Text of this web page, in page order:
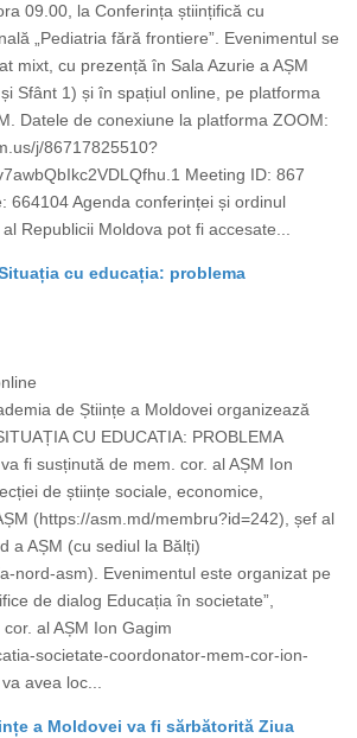
09.00, la Conferința științifică cu
„Pediatria fără frontiere”. Evenimentul se
mixt, cu prezență în Sala Azurie a AȘM
Sfânt 1) și în spațiul online, pe platforma
Datele de conexiune la platforma ZOOM:
j/86717825510?
Meeting ID: 867
664104 Agenda conferinței și ordinul
Republicii Moldova pot fi accesate...
cu educația: problema
de Științe a Moldovei organizează
CU EDUCATIA: PROBLEMA
fi susținută de mem. cor. al AȘM Ion
de științe sociale, economice,
(https://asm.md/membru?id=242), șef al
a AȘM (cu sediul la Bălți)
nord-asm). Evenimentul este organizat pe
de dialog Educația în societate”,
al AȘM Ion Gagim
societate-coordonator-mem-cor-ion-
avea loc...
a Moldovei va fi sărbătorită Ziua